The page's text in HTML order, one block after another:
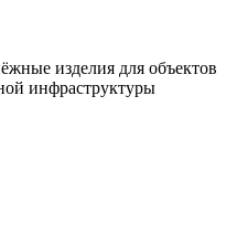
изделия для объектов
инфраструктуры